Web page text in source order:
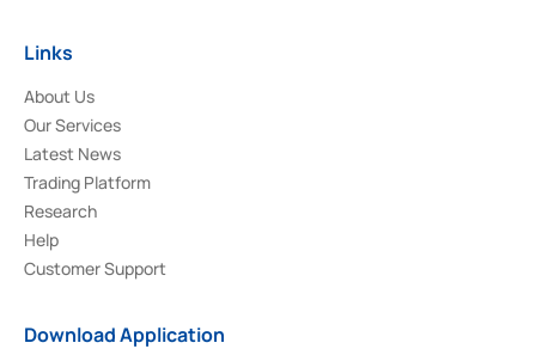
Links
About Us
Our Services
Latest News
Trading Platform
Research
Help
Customer Support
Download Application